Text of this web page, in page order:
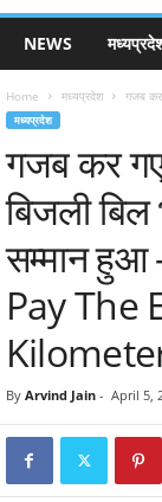
NEWS
Home मध्यप्रदेश गजब कर
मध्यप्रदेश
गजब कर गए
बिजली
सम्मान
Pay The
By Arvind Jain- April 5,